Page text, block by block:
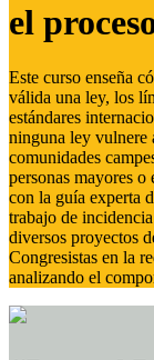
el
Este curso enseña
válida una ley, los
estándares
ninguna ley vulnere
comunidades
personas mayores o
con la guía experta
trabajo de
diversos proyectos
Congresistas en la
analizando el